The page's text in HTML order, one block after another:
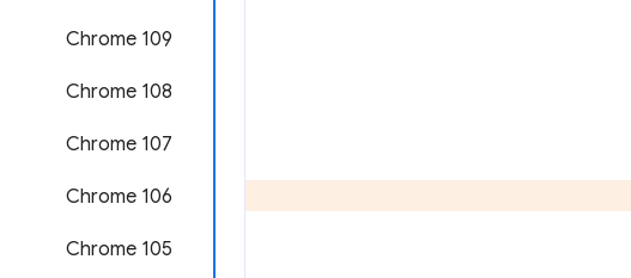
Chrome 109
Chrome 108
Chrome 107
Chrome 106
Chrome 105